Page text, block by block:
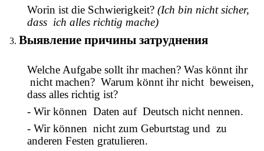
Worin ist die Schwierigkeit? (Ich bin nicht sicher,
dass ich alles richtig mache)
Выявление причины затруднения
Welche Aufgabe sollt ihr machen? Was könnt ihr
nicht machen? Warum könnt ihr nicht beweisen,
dass alles richtig ist?
- Wir können Daten auf Deutsch nicht nennen.
- Wir können nicht zum Geburtstag und zu
anderen Festen gratulieren.